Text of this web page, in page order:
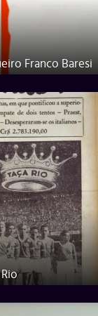
Franco Baresi